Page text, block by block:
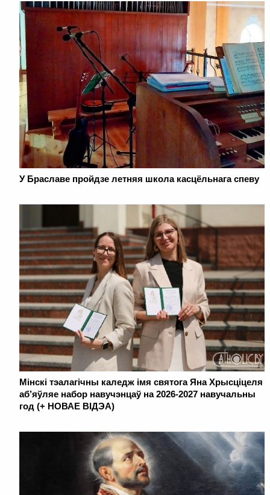
У Браславе пройдзе летняя школа касцёльнага спеву
Мінскі тэалагічны каледж імя святога Яна Хрысціцеля
аб’яўляе набор навучэнцаў на 2026-2027 навучальны
год (+ НОВАЕ ВІДЭА)